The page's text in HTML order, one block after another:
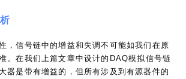
，信号链中的增益和失调不可能如我们在原
。在我们上篇文章中设计的DAQ模拟信号链
器是带有增益的，但所有涉及到有源器件的